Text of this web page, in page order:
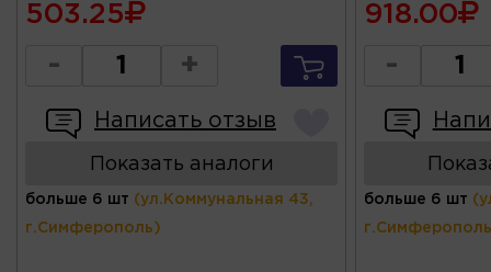
503.25
- +
Написать отзыв
Показать аналоги
больше 6 шт (ул.Коммунальная 43,
г.Симферополь)
918.00
-
больше 6 шт